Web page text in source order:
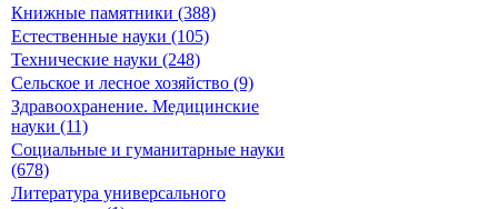
Книжные памятники (388)
Естественные науки (105)
Технические науки (248)
Сельское и лесное хозяйство (9)
Здравоохранение. Медицинские
науки (11)
Социальные и гуманитарные науки
(678)
Литература универсального